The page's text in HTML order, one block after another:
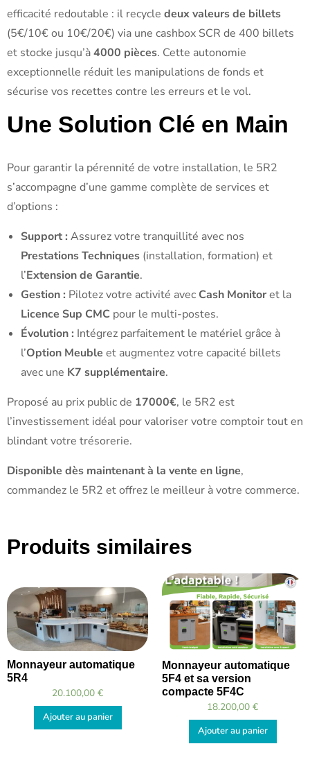
efficacité redoutable : il recycle deux valeurs de billets
(5€/10€ ou 10€/20€) via une cashbox SCR de 400 billets
et stocke jusqu’à4000 pièces. Cette autonomie
exceptionnelle réduit les manipulations de fonds et
sécurise vos recettes contre les erreurs et le vol.
Une Solution Clé en Main
Pour garantir la pérennité de votre installation, le 5R2
s’accompagne d’une gamme complète de services et
d’options :
Support : Assurez votre tranquillité avec nos
Prestations Techniques (installation, formation) et
l’Extension de Garantie.
Gestion : Pilotez votre activité avec Cash Monitoret la
Licence Sup CMC pour le multi-postes.
Évolution : Intégrez parfaitement le matériel grâce à
l’Option Meuble et augmentez votre capacité billets
avec une K7 supplémentaire.
Proposé au prix public de 17000€, le 5R2 est
l’investissement idéal pour valoriser votre comptoir tout en
blindant votre trésorerie.
Disponible dès maintenant à la vente en ligne,
commandez le 5R2 et offrez le meilleur à votre commerce.
Produits similaires
Monnayeur automatique
5R4
20.100,00 €
Ajouter au panier
Monnayeur automatique
5F4 et sa version
compacte 5F4C
18.200,00 €
Ajouter au panier